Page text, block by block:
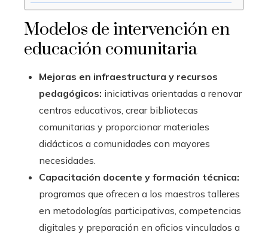
Modelos de intervención en
educación comunitaria
Mejoras en infraestructura y recursos
pedagógicos: iniciativas orientadas a renovar
centros educativos, crear bibliotecas
comunitarias y proporcionar materiales
didácticos a comunidades con mayores
necesidades.
Capacitación docente y formación técnica:
programas que ofrecen a los maestros talleres
en metodologías participativas, competencias
digitales y preparación en oficios vinculados a